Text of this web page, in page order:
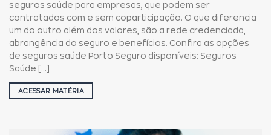
seguros saúde para empresas, que podem ser
contratados com e sem coparticipação. O que diferencia
um do outro além dos valores, são a rede credenciada,
abrangência do seguro e benefícios. Confira as opções
de seguros saúde Porto Seguro disponíveis: Seguros
Saúde [...]
ACESSAR MATÉRIA